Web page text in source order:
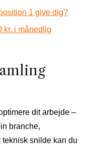
1 give dig?
kr. i månedlig
dit arbejde –
branche,
snilde kan du